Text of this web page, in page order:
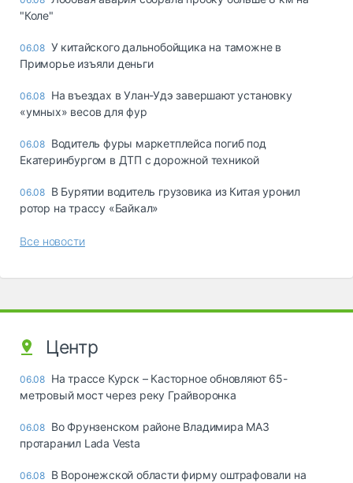
"Коле"
06.08 У китайского дальнобойщика на таможне в
Приморье изъяли деньги
06.08 Ha въeздax в Улaн-Удэ зaвepшaют ycтaнoвкy
«yмныx» вecoв для фyp
06.08 Водитель фуры маркетплейса погиб под
Екатеринбургом в ДТП с дорожной техникой
06.08 В Бурятии водитель грузовика из Китая уронил
ротор на трассу «Байкал»
Все новости
Центр
06.08 На трассе Курск – Касторное обновляют 65-
метровый мост через реку Грайворонка
06.08 Во Фрунзенском районе Владимира МАЗ
протаранил Lada Vesta
06.08 В Воронежской области фирму оштрафовали на